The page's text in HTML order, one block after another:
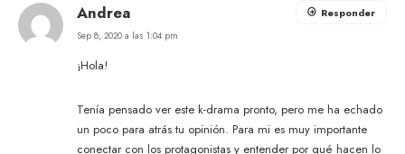
Andrea
Sep 8, 2020 a las 1:04 pm
¡Hola!
Tenía pensado ver este k-drama pronto, pero me ha echado
un poco para atrás tu opinión. Para mi es muy importante
conectar con los protagonistas y entender por qué hacen lo
Responder